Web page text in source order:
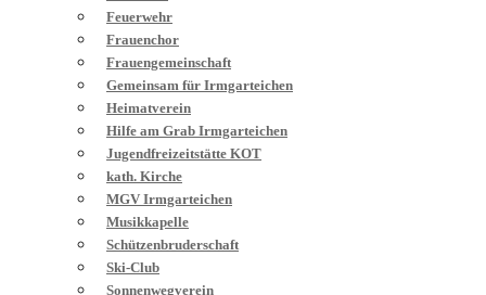
Feuerwehr
Frauenchor
Frauengemeinschaft
Gemeinsam für Irmgarteichen
Heimatverein
Hilfe am Grab Irmgarteichen
Jugendfreizeitstätte KOT
kath. Kirche
MGV Irmgarteichen
Musikkapelle
Schützenbruderschaft
Ski-Club
Sonnenwegverein